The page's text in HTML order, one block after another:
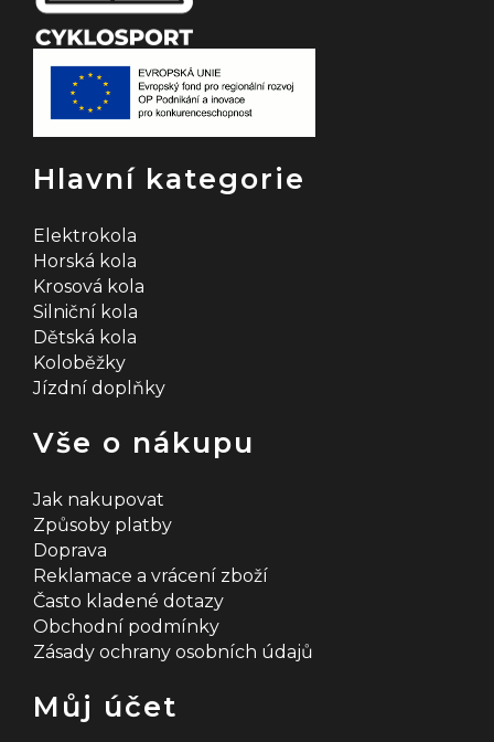
Hlavní kategorie
Elektrokola
Horská kola
Krosová kola
Silniční kola
Dětská kola
Koloběžky
Jízdní doplňky
Vše o nákupu
Jak nakupovat
Způsoby platby
Doprava
Reklamace a vrácení zboží
Často kladené dotazy
Obchodní podmínky
Zásady ochrany osobních údajů
Můj účet